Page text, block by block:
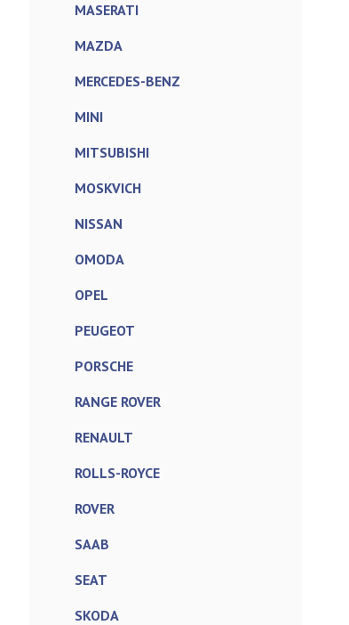
MASERATI
MAZDA
MERCEDES-BENZ
MINI
MITSUBISHI
MOSKVICH
NISSAN
OMODA
OPEL
PEUGEOT
PORSCHE
RANGE ROVER
RENAULT
ROLLS-ROYCE
ROVER
SAAB
SEAT
SKODA